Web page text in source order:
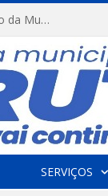
FESTRIBAL 2026 – No Coração da Amazônia. Apresentação da Munduruku.
SERVIÇOS